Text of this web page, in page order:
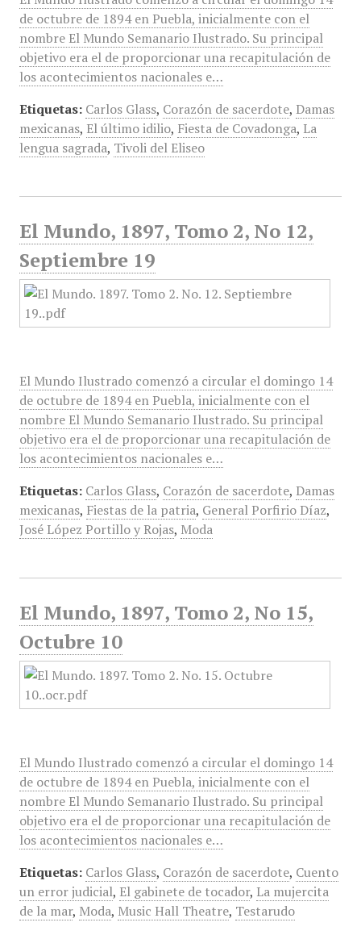
de octubre de 1894 en Puebla, inicialmente con el
nombre El Mundo Semanario Ilustrado. Su principal
objetivo era el de proporcionar una recapitulación de
los acontecimientos nacionales e…
Etiquetas: Carlos Glass, Corazón de sacerdote, Damas
mexicanas, El último idilio, Fiesta de Covadonga, La
lengua sagrada, Tivoli del Eliseo
El Mundo, 1897, Tomo 2, No 12,
Septiembre 19
El Mundo Ilustrado comenzó a circular el domingo 14
de octubre de 1894 en Puebla, inicialmente con el
nombre El Mundo Semanario Ilustrado. Su principal
objetivo era el de proporcionar una recapitulación de
los acontecimientos nacionales e…
Etiquetas: Carlos Glass, Corazón de sacerdote, Damas
mexicanas, Fiestas de la patria, General Porfirio Díaz,
José López Portillo y Rojas, Moda
El Mundo, 1897, Tomo 2, No 15,
Octubre 10
El Mundo Ilustrado comenzó a circular el domingo 14
de octubre de 1894 en Puebla, inicialmente con el
nombre El Mundo Semanario Ilustrado. Su principal
objetivo era el de proporcionar una recapitulación de
los acontecimientos nacionales e…
Etiquetas: Carlos Glass, Corazón de sacerdote, Cuento
un error judicial, El gabinete de tocador, La mujercita
de la mar, Moda, Music Hall Theatre, Testarudo